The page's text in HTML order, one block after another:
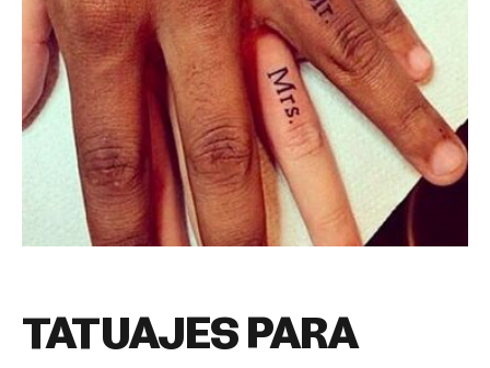
TATUAJES PARA